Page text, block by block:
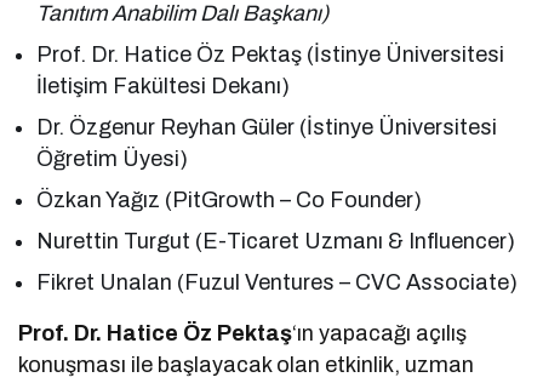
Tanıtım Anabilim Dalı Başkanı)
Prof. Dr. Hatice Öz Pektaş (İstinye Üniversitesi
İletişim Fakültesi Dekanı)
Dr. Özgenur Reyhan Güler (İstinye Üniversitesi
Öğretim Üyesi)
Özkan Yağız (PitGrowth – Co Founder)
Nurettin Turgut (E-Ticaret Uzmanı & Influencer)
Fikret Unalan (Fuzul Ventures – CVC Associate)
Prof. Dr. Hatice Öz Pektaş‘ın yapacağı açılış
konuşması ile başlayacak olan etkinlik, uzman